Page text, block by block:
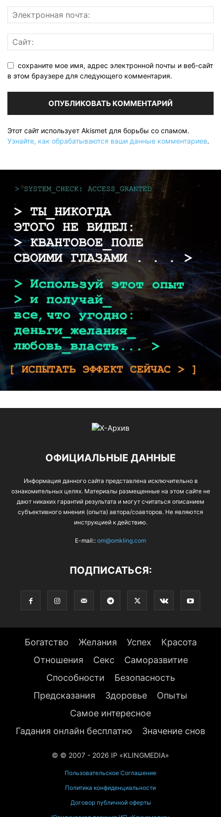
сохраните мое имя, адрес электронной почты и веб-сайт
в этом браузере для следующего комментария.
Этот сайт использует Akismet для борьбы со спамом.
Узнайте, как обрабатываются ваши данные комментариев.
ОФИЦИАЛЬНЫЕ ДАННЫЕ
Информация данного сайта представлена исключительно в
ознакомительных целях. Материалы размещенные на этом сайте не
дают никаких гарантий результата и могут считаться описанием
субъективного мнения (опыта) автора/соавторов. Не являются
инструкцией к действию.
E-mail:: om@omkling.com
ПОДПИСАТЬСЯ:
Богатство Желания Успех
Красота
Отношения
Секс
Саморазвитие
Способности
Безопасность
Предсказания
Здоровье
Опыты
Самое интересное
Гадания онлайн бесплатно
Значение снов
© © 2007 - 2026 IP «KLINGMEDIA»
Пользовательское Соглашение
Политика конфиденциальности
Договор публичной оферты